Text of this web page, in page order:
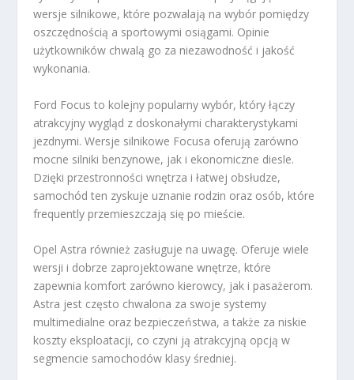
wersje silnikowe, które pozwalają na wybór pomiędzy
oszczędnością a sportowymi osiągami. Opinie
użytkowników chwalą go za niezawodność i jakość
wykonania.
Ford Focus to kolejny popularny wybór, który łączy
atrakcyjny wygląd z doskonałymi charakterystykami
jezdnymi. Wersje silnikowe Focusa oferują zarówno
mocne silniki benzynowe, jak i ekonomiczne diesle.
Dzięki przestronności wnętrza i łatwej obsłudze,
samochód ten zyskuje uznanie rodzin oraz osób, które
frequently przemieszczają się po mieście.
Opel Astra również zasługuje na uwagę. Oferuje wiele
wersji i dobrze zaprojektowane wnętrze, które
zapewnia komfort zarówno kierowcy, jak i pasażerom.
Astra jest często chwalona za swoje systemy
multimedialne oraz bezpieczeństwa, a także za niskie
koszty eksploatacji, co czyni ją atrakcyjną opcją w
segmencie samochodów klasy średniej.